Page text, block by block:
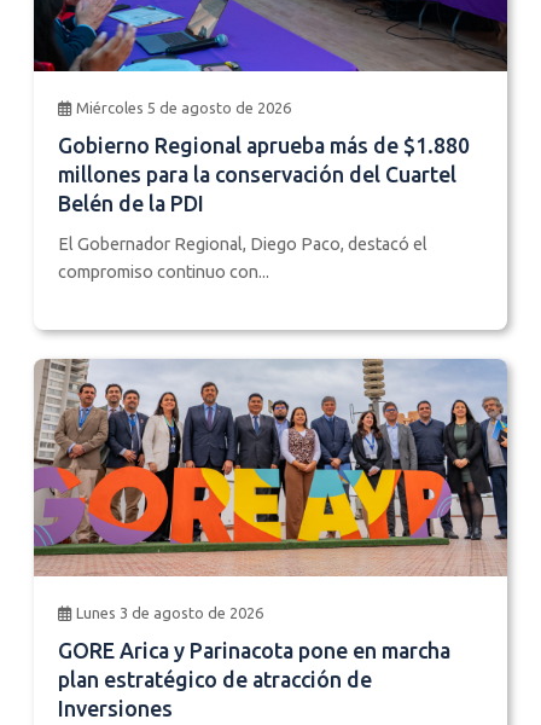
Miércoles 5 de agosto de 2026
Gobierno Regional aprueba más de $1.880
millones para la conservación del Cuartel
Belén de la PDI
El Gobernador Regional, Diego Paco, destacó el
compromiso continuo con...
Lunes 3 de agosto de 2026
GORE Arica y Parinacota pone en marcha
plan estratégico de atracción de
Inversiones